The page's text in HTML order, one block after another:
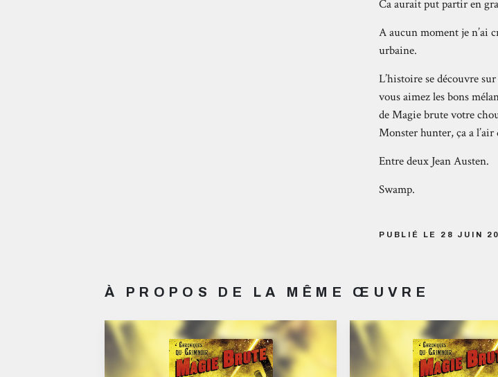
Ca aurait put partir en
A aucun moment je n’ai
urbaine.
L’histoire se découvre
vous aimez les bons
de Magie brute votre
Monster hunter, ça a
Entre deux Jean Austen.
Swamp.
PUBLIÉ LE 28 JUIN
À PROPOS DE LA MÊME ŒUVRE